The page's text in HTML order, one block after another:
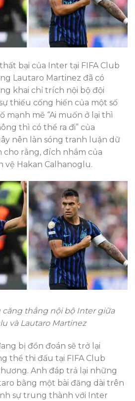
bại của Inter tại FIFA Club
Lautaro Martinez đã có
khai chỉ trích nội bộ đội
thiếu cống hiến của một số
mạnh mẽ “Ai muốn ở lại thì
thì có thể ra đi” của
nên làn sóng tranh luận dữ
cho rằng, đích nhắm của
vệ Hakan Calhanoglu.
căng thẳng nội bộ Inter giữa
và Lautaro Martinez
bị đồn đoán sẽ trở lại
thể thi đấu tại FIFA Club
Anh đáp trả lại những
bằng một bài đăng dài trên
sự trung thành với Inter